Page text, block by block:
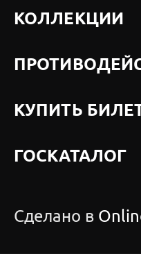
КОЛЛЕКЦИИ
КУПИТЬ
ГОСКАТАЛОГ
Сделано в